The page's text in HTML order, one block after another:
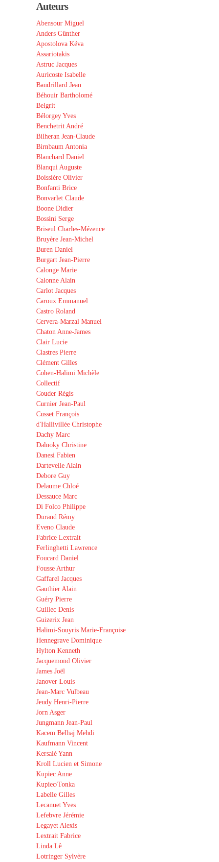
Auteurs
Abensour Miguel
Anders Günther
Apostolova Kéva
Assariotakis
Astruc Jacques
Auricoste Isabelle
Baudrillard Jean
Béhouir Bartholomé
Belgrit
Bélorgey Yves
Benchetrit André
Bilheran Jean-Claude
Birnbaum Antonia
Blanchard Daniel
Blanqui Auguste
Boissière Olivier
Bonfanti Brice
Bonvarlet Claude
Boone Didier
Bossini Serge
Briseul Charles-Mézence
Bruyère Jean-Michel
Buren Daniel
Burgart Jean-Pierre
Calonge Marie
Calonne Alain
Carlot Jacques
Caroux Emmanuel
Castro Roland
Cervera-Marzal Manuel
Chaton Anne-James
Clair Lucie
Clastres Pierre
Clément Gilles
Cohen-Halimi Michèle
Collectif
Couder Régis
Curnier Jean-Paul
Cusset François
d'Hallivillée Christophe
Dachy Marc
Dalnoky Christine
Danesi Fabien
Dartevelle Alain
Debore Guy
Delaume Chloé
Dessauce Marc
Di Folco Philippe
Durand Rémy
Eveno Claude
Fabrice Lextrait
Ferlinghetti Lawrence
Foucard Daniel
Fousse Arthur
Gaffarel Jacques
Gauthier Alain
Guéry Pierre
Guillec Denis
Guizerix Jean
Halimi-Souyris Marie-Françoise
Hennegrave Dominique
Hylton Kenneth
Jacquemond Olivier
James Joël
Janover Louis
Jean-Marc Vulbeau
Jeudy Henri-Pierre
Jorn Asger
Jungmann Jean-Paul
Kacem Belhaj Mehdi
Kaufmann Vincent
Kersalé Yann
Kroll Lucien et Simone
Kupiec Anne
Kupiec/Tonka
Labelle Gilles
Lecanuet Yves
Lefebvre Jérémie
Legayet Alexis
Lextrait Fabrice
Linda Lê
Lotringer Sylvère